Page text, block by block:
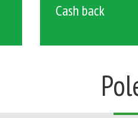
Cash back